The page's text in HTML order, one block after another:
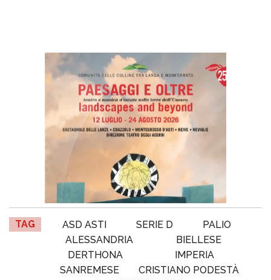
TAG ASD ASTI SERIE D
PALIO
ALESSANDRIA
BIELLESE
DERTHONA
IMPERIA
SANREMESE
CRISTIANO PODESTÀ